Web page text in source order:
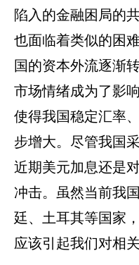
陷入的金融困局的
也面临着类似的困
国的资本外流逐渐
市场情绪成为了影
使得我国稳定汇率
步增大。尽管我国
近期美元加息还是
冲击。虽然当前我
廷、土耳其等国家
应该引起我们对相